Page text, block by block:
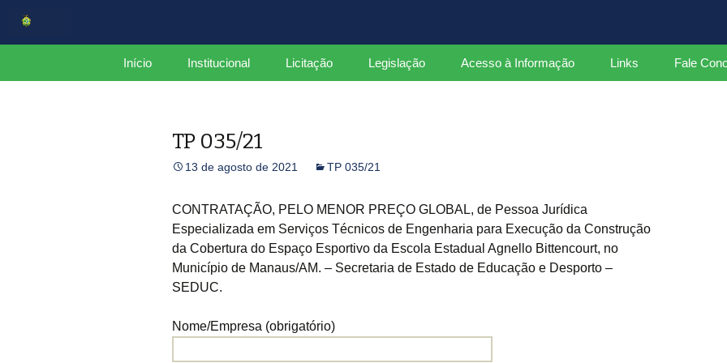
Centro de Serviços Compartilhados
Início Institucional
Organograma
Mapa do Site
Plano de Integridade
Relatório Gerencial
CCGov
Licitação Legislação
Decretos Estaduais
Portarias
Instruções Normativas
Acesso à Informação Links Fale
TP 035/21
13 de agosto de 2021 TP 035/21
CONTRATAÇÃO, PELO MENOR PREÇO GLOBAL, de Pessoa Jurídica
Especializada em Serviços Técnicos de Engenharia para Execução da Construção
da Cobertura do Espaço Esportivo da Escola Estadual Agnello Bittencourt, no
Município de Manaus/AM. – Secretaria de Estado de Educação e Desporto –
SEDUC.
Nome/Empresa (obrigatório)